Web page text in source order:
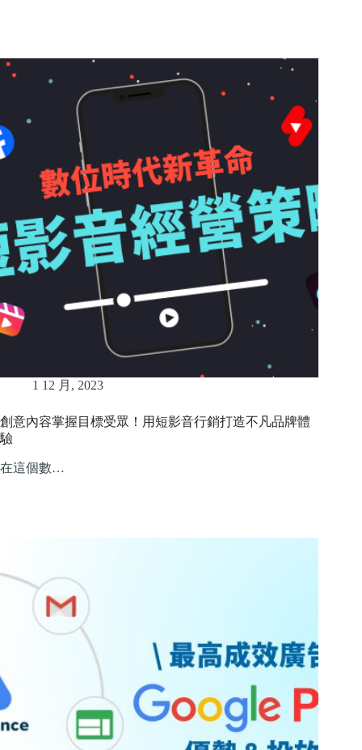
1 12 月, 2023
創意內容掌握目標受眾！用短影音行銷打造不凡品牌體
驗
在這個數…